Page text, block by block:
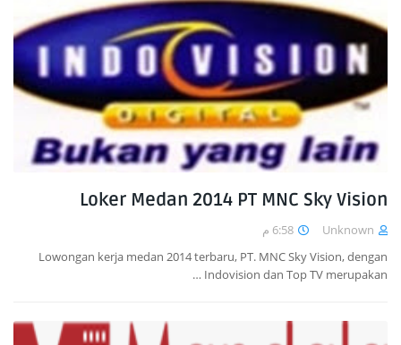
Loker Medan 2014 PT MNC Sky Vision
Unknown
6:58 م
Lowongan kerja medan 2014 terbaru, PT. MNC Sky Vision, dengan
Indovision dan Top TV merupakan …